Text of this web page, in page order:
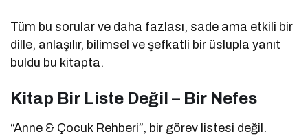
Tüm bu sorular ve daha fazlası, sade ama etkili bir
dille, anlaşılır, bilimsel ve şefkatli bir üslupla yanıt
buldu bu kitapta.
Kitap Bir Liste Değil – Bir Nefes
“Anne & Çocuk Rehberi”, bir görev listesi değil.